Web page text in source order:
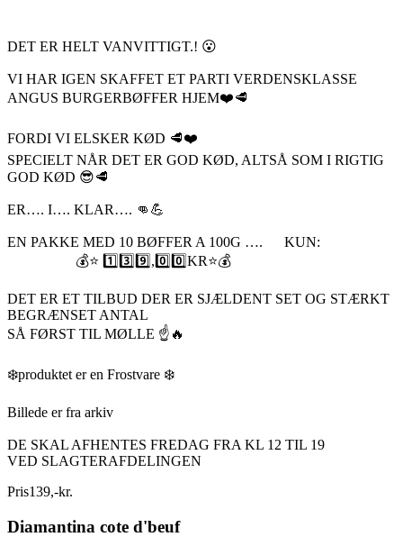
DET ER HELT VANVITTIGT.! 😮
VI HAR IGEN SKAFFET ET PARTI VERDENSKLASSE
ANGUS BURGERBØFFER HJEM❤️🥩
FORDI VI ELSKER KØD 🥩❤️
SPECIELT NÅR DET ER GOD KØD, ALTSÅ SOM I RIGTIG
GOD KØD 😎🥩
ER…. I…. KLAR…. 👊💪
EN PAKKE MED 10 BØFFER A 100G …. KUN:
💰⭐️ 1️⃣3️⃣9️⃣,0️⃣0️⃣KR⭐️💰
DET ER ET TILBUD DER ER SJÆLDENT SET OG STÆRKT
BEGRÆNSET ANTAL
SÅ FØRST TIL MØLLE ☝️🔥
❄️produktet er en Frostvare ❄️
Billede er fra arkiv
DE SKAL AFHENTES FREDAG FRA KL 12 TIL 19
VED SLAGTERAFDELINGEN
Pris139,-kr.
Diamantina cote d'beuf